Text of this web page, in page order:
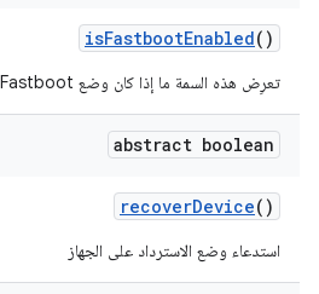
isFastbootEnabled()
تعرِض هذه السمة ما إذا كان وضع Fastboot متاحًا للجهاز.
abstract boolean
recoverDevice()
استدعاء وضع الاسترداد على الجهاز